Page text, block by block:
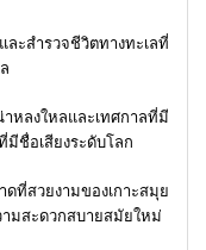
ละสำรวจชีวิตทางทะเลที่
หลงใหลและเทศกาลที่มี
ชื่อเสียงระดับโลก
ที่สวยงามของเกาะสมุย
มสะดวกสบายสมัยใหม่